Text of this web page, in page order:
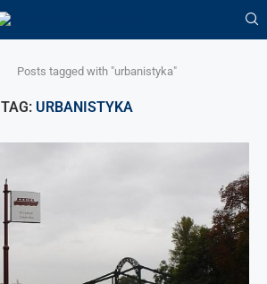
Posts tagged with "urbanistyka"
TAG: URBANISTYKA